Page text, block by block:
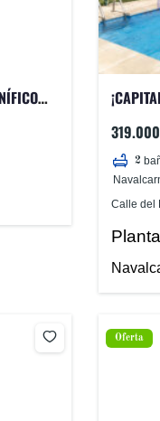
PINAR!
2
Calle del
Oferta